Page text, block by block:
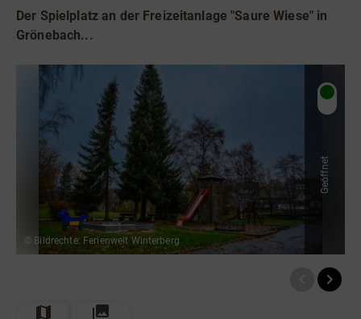
Tourist-Information
Der Spielplatz an der Freizeitanlage "Saure Wiese" in
Grönebach...
© Bildrechte: Ferienwelt Winterberg
Geöffnet